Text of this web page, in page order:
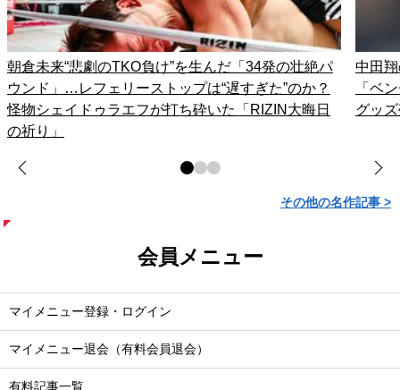
朝倉未来“悲劇のTKO負け”を生んだ「34発の壮絶パ
ウンド」…レフェリーストップは“遅すぎた”のか？
怪物シェイドゥラエフが打ち砕いた「RIZIN大晦日
の祈り」
中田
「ベ
グッ
その他の名作記事 >
会員メニュー
マイメニュー登録・ログイン
マイメニュー退会（有料会員退会）
有料記事一覧